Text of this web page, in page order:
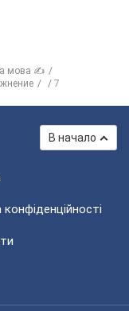
мова ✍
7
В начало